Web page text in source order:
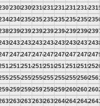
2308230923102311231223132314
2349235023512352235323542355
2390239123922393239423952396
2431243224332434243524362437
2472247324742475247624772478
2513251425152516251725182519
2554255525562557255825592560
2595259625972598259926002601
2636263726382639264026412642